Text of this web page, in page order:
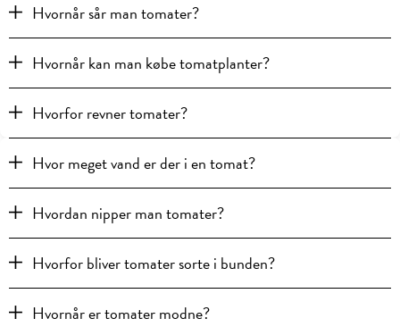
Hvornår sår man tomater?
Hvornår kan man købe tomatplanter?
Hvorfor revner tomater?
Hvor meget vand er der i en tomat?
Hvordan nipper man tomater?
Hvorfor bliver tomater sorte i bunden?
Hvornår er tomater modne?